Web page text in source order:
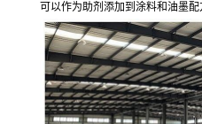
可以作为助剂添加到涂料和油墨